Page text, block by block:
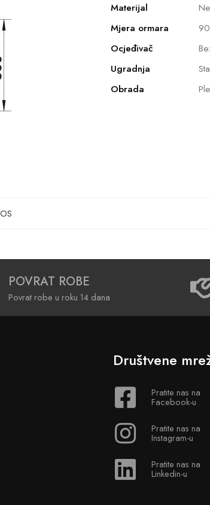
Materijal
Mjera ormara
Ocjeđivač
Ugradnja
Obrada
POVRAT ROBE
Povrat robe u roku 14 dana
Društvene
Pratite nas na
Facebook-u
Pratite nas na
Instagram-u
Pratite nas na
Linkedin-u